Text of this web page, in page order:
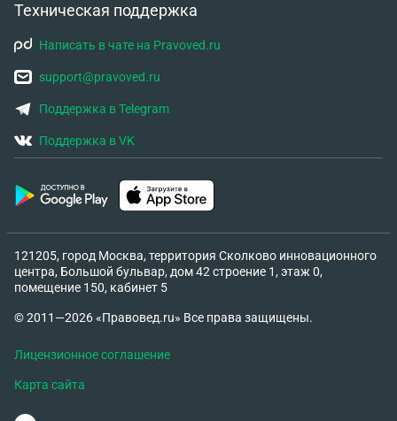
Техническая поддержка
Написать в чате на Pravoved.ru
support@pravoved.ru
Поддержка в Telegram
Поддержка в VK
121205, город Москва, территория Сколково инновационного
центра, Большой бульвар, дом 42 строение 1, этаж 0,
помещение 150, кабинет 5
© 2011—2026 «Правовед.ru» Все права защищены.
Лицензионное соглашение
Карта сайта